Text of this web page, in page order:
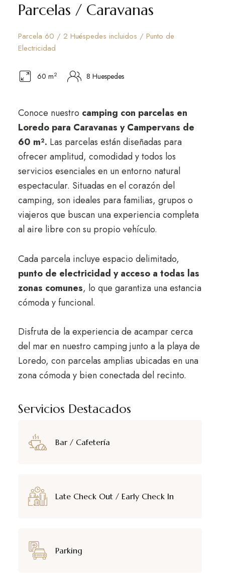
Parcelas / Caravanas
Parcela 60 / 2 Huéspedes incluidos / Punto de
Electricidad
60 m2 8 Huespedes
Conoce nuestro camping con parcelas en
Loredo para Caravanas y Campervans de
60 m². Las parcelas están diseñadas para
ofrecer amplitud, comodidad y todos los
servicios esenciales en un entorno natural
espectacular. Situadas en el corazón del
camping, son ideales para familias, grupos o
viajeros que buscan una experiencia completa
al aire libre con su propio vehículo.
Cada parcela incluye espacio delimitado,
punto de electricidad y acceso a todas las
zonas comunes, lo que garantiza una estancia
cómoda y funcional.
Disfruta de la experiencia de acampar cerca
del mar en nuestro camping junto a la playa de
Loredo, con parcelas amplias ubicadas en una
zona cómoda y bien conectada del recinto.
Servicios Destacados
Bar / Cafetería
Late Check Out / Early Check In
Parking